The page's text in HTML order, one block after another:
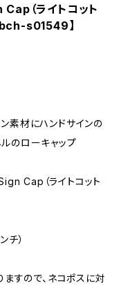
（ライトコット
bch-s01549】
素材にハンドサインの
のローキャップ
Cap（ライトコット
チ）
すので、ネコポスに対